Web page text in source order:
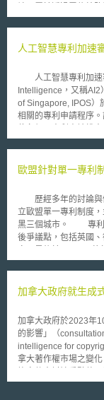
讓、交付等行為，但
商標法對於仿冒商標
充元宇宙商品侵權的
爭行為，提供仿製商品
修法新增透過「電信
爭防止法》第2條第1
或出租為目的的展示
權，或依同法第4條向侵權人請求損
銷售給他人，並在元
護，需要法律提供保
日本的修法提供受害
保護元宇宙中的競爭
人工智慧專利加速
人工智慧專利加速
Intelligence，又稱AI2
of Singapore, IPOS）
相關的專利申請程序
核通過並授證。 適用AI2計畫之技術主體需與AI發明領域密切有關，該
像辨識、聲音辨識、
訊、交通等領域。 AI2與新加坡智財局2018年實施的「金融科技專利優
速計畫」（FinTech
科技領域之專利申請
序上大致類似：不需
於新加坡智財局提出
收到實質審查意見書需兩個月內回覆
更快地推向市場，並
歐盟針對單一專利
歷經多年的討論與
立歐盟單一專利制度
黑三個城市。 專利
後爭議點，包括英國
法院中央部門之主要
件的特殊性質，英國
將由歐洲專利局
有25個歐盟國家同意
不滿西班牙文及義大
文、德文及英文被訂
的安排將為位於法國
加拿大政府就生成
加拿大政府於2023年
的影響」（
intelligence for
拿大著作權市場之變
TDM）：是否需要因